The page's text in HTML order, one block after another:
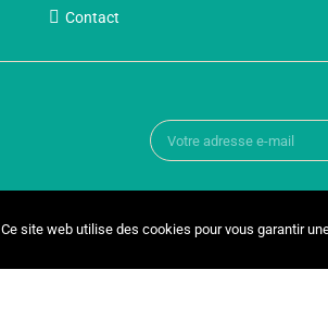
Contact
Ce site web utilise des cookies pour vous garantir